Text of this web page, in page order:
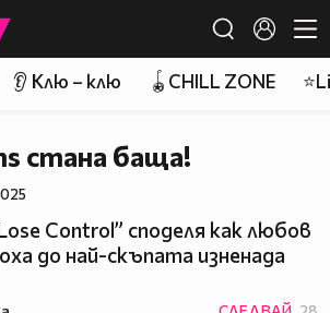
👂 Клю – клю 🪀CHILL ZONE
станa баща!
Control” споделя как любов
до най-скъпата изненада